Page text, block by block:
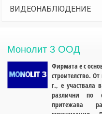
ВИДЕОНАБЛЮДЕНИЕ
Монолит 3 ООД
Фирмата е с
строителство.
г., е участвала
различни по
притежава